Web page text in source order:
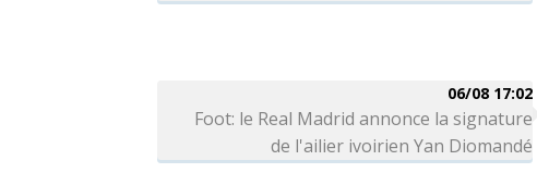
06/08 17:02
Foot: le Real Madrid annonce la signature
de l'ailier ivoirien Yan Diomandé